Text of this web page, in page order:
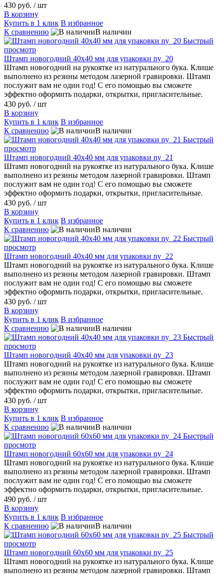
430 руб. / шт
В корзину
Купить в 1 клик В избранное
К сравнению
В наличии
Быстрый
просмотр
Штамп новогодний 40х40 мм для упаковки ny_20
Штамп новогодний на рукоятке из натурального бука. Клише
выполнено из резины методом лазерной гравировки. Штамп
послужит вам не один год! С его помощью вы сможете
эффектно оформить подарки, открытки, пригласительные.
430 руб. / шт
В корзину
Купить в 1 клик В избранное
К сравнению
В наличии
Быстрый
просмотр
Штамп новогодний 40х40 мм для упаковки ny_21
Штамп новогодний на рукоятке из натурального бука. Клише
выполнено из резины методом лазерной гравировки. Штамп
послужит вам не один год! С его помощью вы сможете
эффектно оформить подарки, открытки, пригласительные.
430 руб. / шт
В корзину
Купить в 1 клик В избранное
К сравнению
В наличии
Быстрый
просмотр
Штамп новогодний 40х40 мм для упаковки ny_22
Штамп новогодний на рукоятке из натурального бука. Клише
выполнено из резины методом лазерной гравировки. Штамп
послужит вам не один год! С его помощью вы сможете
эффектно оформить подарки, открытки, пригласительные.
430 руб. / шт
В корзину
Купить в 1 клик В избранное
К сравнению
В наличии
Быстрый
просмотр
Штамп новогодний 40х40 мм для упаковки ny_23
Штамп новогодний на рукоятке из натурального бука. Клише
выполнено из резины методом лазерной гравировки. Штамп
послужит вам не один год! С его помощью вы сможете
эффектно оформить подарки, открытки, пригласительные.
430 руб. / шт
В корзину
Купить в 1 клик В избранное
К сравнению
В наличии
Быстрый
просмотр
Штамп новогодний 60х60 мм для упаковки ny_24
Штамп новогодний на рукоятке из натурального бука. Клише
выполнено из резины методом лазерной гравировки. Штамп
послужит вам не один год! С его помощью вы сможете
эффектно оформить подарки, открытки, пригласительные.
490 руб. / шт
В корзину
Купить в 1 клик В избранное
К сравнению
В наличии
Быстрый
просмотр
Штамп новогодний 60х60 мм для упаковки ny_25
Штамп новогодний на рукоятке из натурального бука. Клише
выполнено из резины методом лазерной гравировки. Штамп